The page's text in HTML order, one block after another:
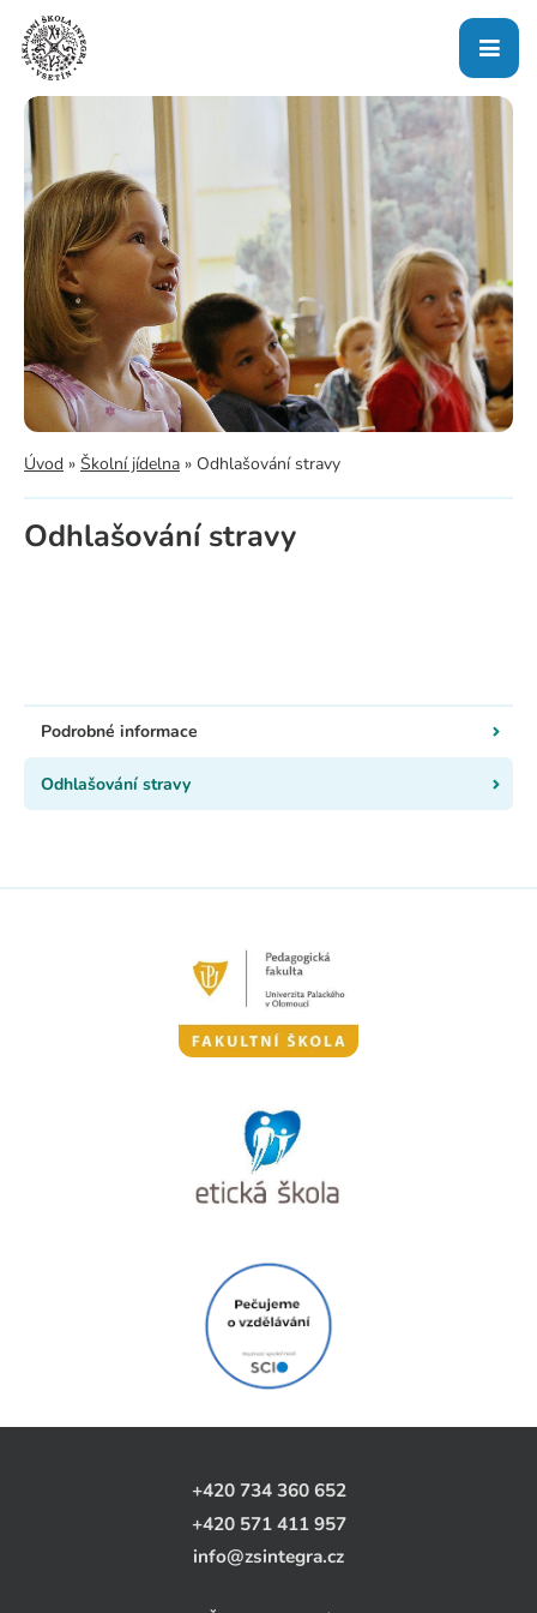
Úvod » Školní jídelna » Odhlašování stravy
Odhlašování stravy
Podrobné informace
Odhlašování stravy
+420 734 360 652
+420 571 411 957
info@zsintegra.cz